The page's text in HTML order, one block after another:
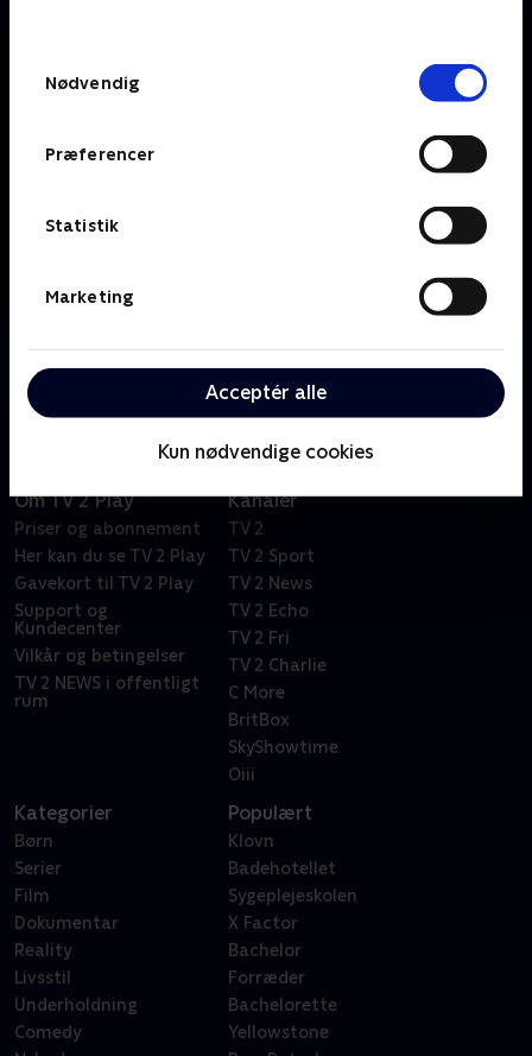
Nødvendig
Præferencer
Statistik
Marketing
Acceptér alle
Kun nødvendige cookies
Se 19.30-nyhederne fra TV2 Nord.
Om TV 2 Play
Priser og abonnement
Her kan du se TV 2 Play
Gavekort til TV 2 Play
Support og
Kundecenter
Vilkår og betingelser
TV 2 NEWS i offentligt
rum
Kanaler
TV 2
TV 2 Sport
TV 2 News
TV 2 Echo
TV 2 Fri
TV 2 Charlie
C More
BritBox
SkyShowtime
Oiii
Kategorier
Børn
Serier
Film
Dokumentar
Reality
Livsstil
Underholdning
Comedy
Populært
Klovn
Badehotellet
Sygeplejeskolen
X Factor
Bachelor
Forræder
Bachelorette
Yellowstone